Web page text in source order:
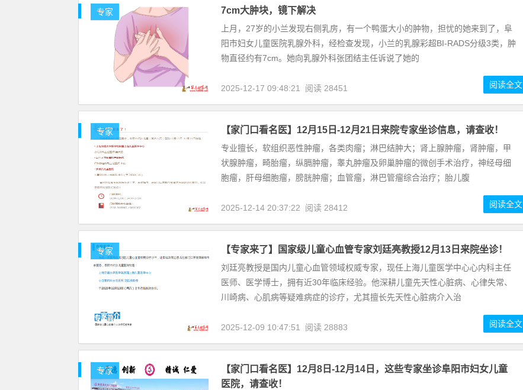
专家 7cm大肿块，镜下解决
上月，27岁的小兰发现右侧乳房，有一个鸭蛋大小的肿物，担忧的她来到了，阜
阳市妇女儿童医院乳腺外科，经检查发现，小兰的乳腺彩超BI-RADS分级3类，肿
物直径约有7cm。她向乳腺外科张团结主任诉说了她的
2025-12-17 09:48:21 阅读 28451 阅读全文
专家 【家门口看名医】12月15日-12月21日来院专家坐诊信息，请查收！
专业擅长，软组织恶性肿瘤，各类肉瘤；淋巴结肿大；肾上腺肿瘤，肾肿瘤，甲
状腺肿瘤，畸胎瘤，纵膈肿瘤，睾丸肿瘤及卵巢肿瘤的微创手术治疗，神经母细
胞瘤，肝母细胞瘤，膀胱肿瘤；血管瘤，淋巴管瘤综合治疗；胎儿腹
2025-12-14 20:37:22 阅读 28412 阅读全文
专家 【专家来了】国家级儿童心血管专家刘廷亮教授12月13日来院坐诊！
刘廷亮教授是国内儿童心血管领域权威专家，现任上海儿童医学中心心内科主任
医师、医学博士，拥有近30年临床经验。他深耕儿童先天性心脏病、心律失常、
川崎病、心肌病等疑难病症的诊疗，尤其擅长先天性心脏病介入治
2025-12-09 10:47:51 阅读 28883 阅读全文
专家
【家门口看名医】12月8日-12月14日，这些专家坐诊阜阳市妇女儿童
医院，请查收！